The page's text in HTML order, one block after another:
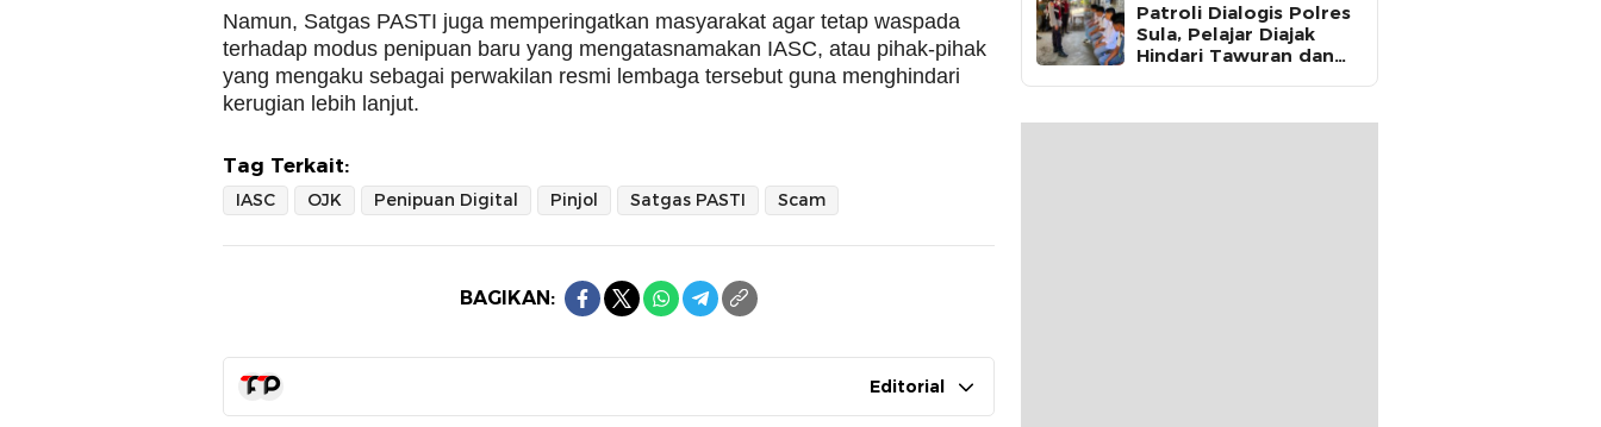
Namun, Satgas PASTI juga memperingatkan masyarakat agar tetap waspada
terhadap modus penipuan baru yang mengatasnamakan IASC, atau pihak-pihak
yang mengaku sebagai perwakilan resmi lembaga tersebut guna menghindari
kerugian lebih lanjut.
Tag Terkait:
IASC OJK Penipuan Digital Pinjol Satgas PASTI Scam
BAGIKAN:
Editorial
Patroli Dialogis Polres
Sula, Pelajar Diajak
Hindari Tawuran dan